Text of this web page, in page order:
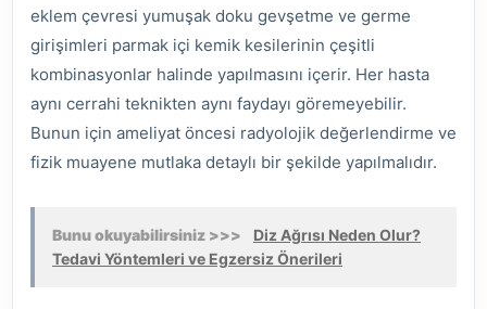
eklem çevresi yumuşak doku gevşetme ve germe
girişimleri parmak içi kemik kesilerinin çeşitli
kombinasyonlar halinde yapılmasını içerir. Her hasta
aynı cerrahi teknikten aynı faydayı göremeyebilir.
Bunun için ameliyat öncesi radyolojik değerlendirme ve
fizik muayene mutlaka detaylı bir şekilde yapılmalıdır.
Bunu okuyabilirsiniz >>>
Diz Ağrısı Neden Olur?
Tedavi Yöntemleri ve Egzersiz Önerileri